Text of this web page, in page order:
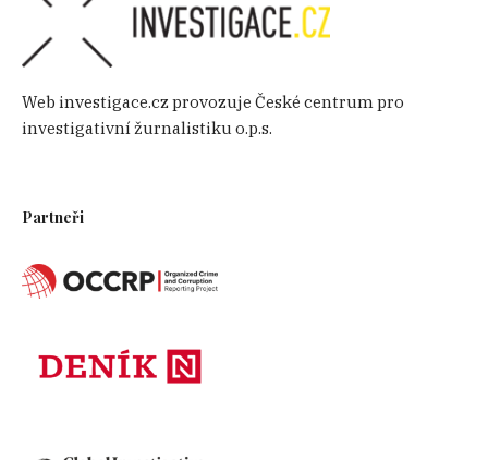
Web investigace.cz provozuje České centrum pro
investigativní žurnalistiku o.p.s.
Partneři